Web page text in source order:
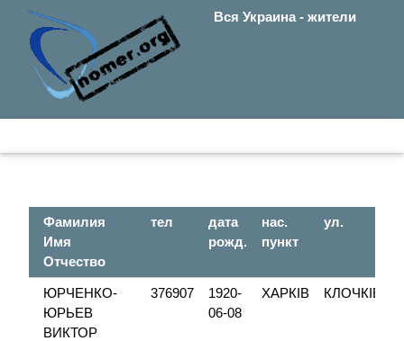
Вся Украина - жители
Фамилия
Имя
Отчество
тел
дата
рожд.
нас.
пункт
ул.
ЮРЧЕНКО-
ЮРЬЕВ
ВИКТОР
376907
1920-
06-08
ХАРКІВ